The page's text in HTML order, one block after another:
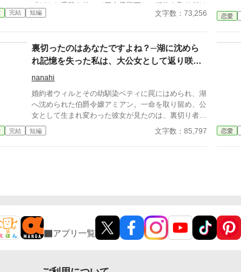
「どんな手段を使って王太子殿下との婚約を取り付け
たのかしら？どうせ汚い手でしょ？」 はぁ。私から
も人気がある。それなのにどうして元平民の私に婚約
の話が舞い込んだのか不思議で仕方がない。 「シャ
入学式の日、ルアージュ様が私に言った。きっと、ひ
どい近視で丸メガネの地味な私が恥ずかしいんだ。だ
からそんなことを言うのだろう。勝手に私はそう思い
こんでいたけど、どうやら違ったみたいで……？
完結 短編 文字数：73,256 恋愛
裏切ったのはあなたですよね？─湖に沈めら
れ記憶を失った私は、大公女として返り咲き
幸せを掴みます
nanahi
婚約者ウィルとその幼馴染ベティに罠にはめられ、湖
へ沈められた伯爵令嬢アミアン。一命を取り留め、公
女として生まれ変わった彼女が見たのは、裏切り者の
幸せな家庭だった。 アミアンは絶望を乗り越え、第
二の人生を歩む決意をする。いまだ国に影響力を持つ
完結 短編 文字数：85,797 恋愛
アプリ一覧